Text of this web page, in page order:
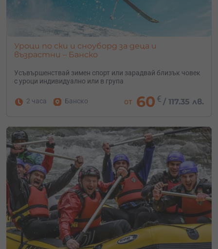
Уроци по ски и сноуборд за деца и
възрастни – Банско
Усъвършенствай зимен спорт или зарадвай близък човек
с уроци индивидуално или в група
2 часа Банско от 60 € /117.35 лв.